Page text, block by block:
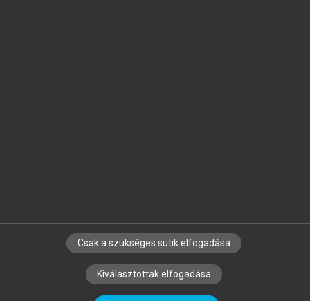
SZERZŐKNEK CÉGEKNEK KÖNYVTÁROSOKNAK
SZERKESZTÉSI ÉS LEKTORÁLÁSI ALAPELVEK
Csak a szükséges sütik elfogadása
Kiválasztottak elfogadása